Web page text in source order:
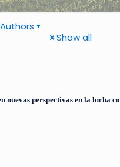
Authors
Show all
nuevas perspectivas en la lucha